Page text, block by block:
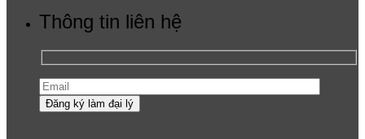
Thông tin liên hệ